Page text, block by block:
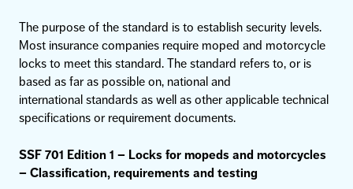
701
ed.
1
mängd
The purpose of the standard is to establish security levels.
Most insurance companies require moped and motorcycle
locks to meet this standard. The standard refers to, or is
based as far as possible on, national and
international standards as well as other applicable technical
specifications or requirement documents.
SSF 701 Edition 1 – Locks for mopeds and motorcycles
– Classification, requirements and testing